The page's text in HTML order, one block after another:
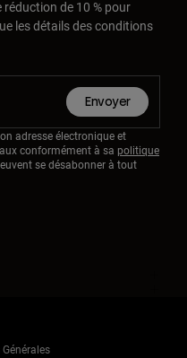
de 10 % pour
les détails des conditions
Envoyer
adresse électronique et
conformément à sa politique
se désabonner à tout